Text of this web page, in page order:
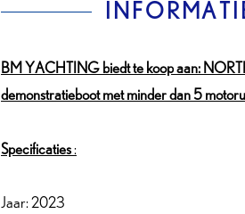
BM YACHTING biedt te koop aan:
demonstratieboot met minder dan 5
Specificaties:
Jaar: 2023